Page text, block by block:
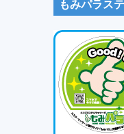
もみパラス